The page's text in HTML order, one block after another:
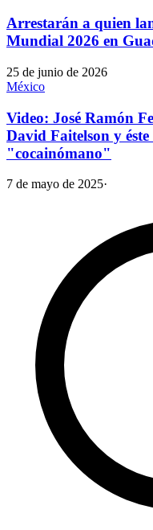
Arrestarán a quien
Mundial 2026 en
25 de junio de 2026
México
Video: José Ramón
David Faitelson y éste
"cocainómano"
7 de mayo de 2025·